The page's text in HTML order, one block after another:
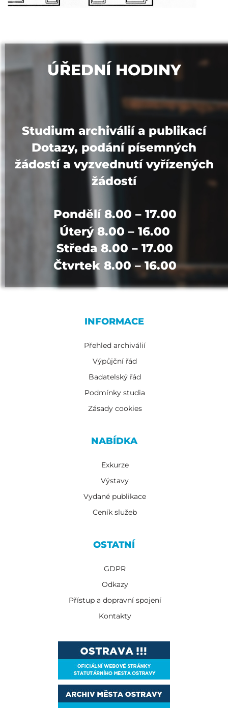
ÚŘEDNÍ HODINY
Studium archiválií a publikací
Dotazy, podání písemných
žádostí a vyzvednutí vyřízených
žádostí
Pondělí 8.00 – 17.00
Úterý 8.00 – 16.00
Středa 8.00 – 17.00
Čtvrtek 8.00 – 16.00
INFORMACE
Přehled archiválií
Výpůjční řád
Badatelský řád
Podmínky studia
Zásady cookies
NABÍDKA
Exkurze
Výstavy
Vydané publikace
Ceník služeb
OSTATNÍ
GDPR
Odkazy
Přístup a dopravní spojení
Kontakty